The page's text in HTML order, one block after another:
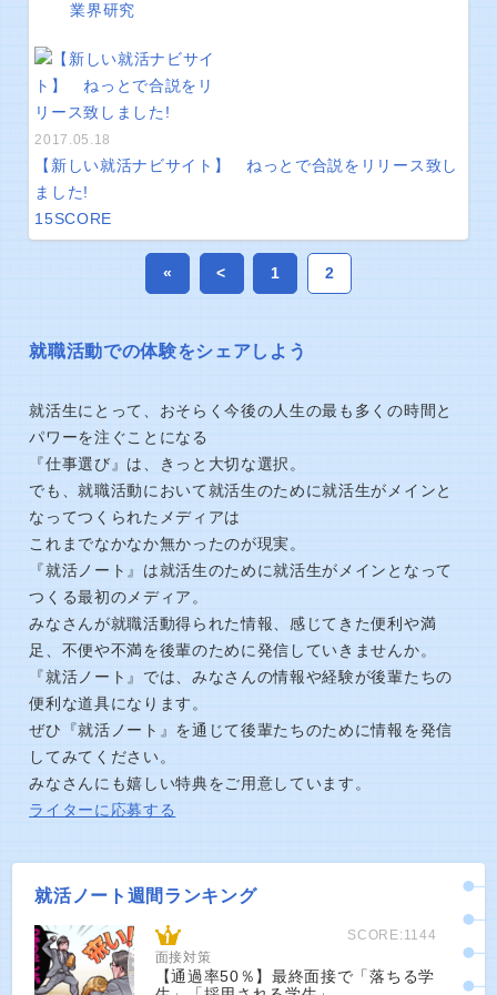
業界研究
2017.05.18
【新しい就活ナビサイト】 ねっとで合説をリリース致し
ました!
15SCORE
« < 1 2
就職活動での体験をシェアしよう
就活生にとって、おそらく今後の人生の最も多くの時間と
パワーを注ぐことになる
『仕事選び』は、きっと大切な選択。
でも、就職活動において就活生のために就活生がメインと
なってつくられたメディアは
これまでなかなか無かったのが現実。
『就活ノート』は就活生のために就活生がメインとなって
つくる最初のメディア。
みなさんが就職活動得られた情報、感じてきた便利や満
足、不便や不満を後輩のために発信していきませんか。
『就活ノート』では、みなさんの情報や経験が後輩たちの
便利な道具になります。
ぜひ『就活ノート』を通じて後輩たちのために情報を発信
してみてください。
みなさんにも嬉しい特典をご用意しています。
ライターに応募する
就活ノート週間ランキング
SCORE:1144
面接対策
【通過率50％】最終面接で「落ちる学